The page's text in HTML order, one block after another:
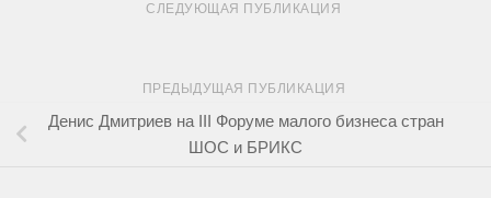
СЛЕДУЮЩАЯ ПУБЛИКАЦИЯ
ПРЕДЫДУЩАЯ ПУБЛИКАЦИЯ
Денис Дмитриев на III Форуме малого бизнеса стран
ШОС и БРИКС